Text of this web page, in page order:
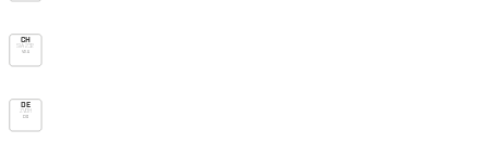
CH
SIA 232
V.v.u
DE
ZVDH
Dd